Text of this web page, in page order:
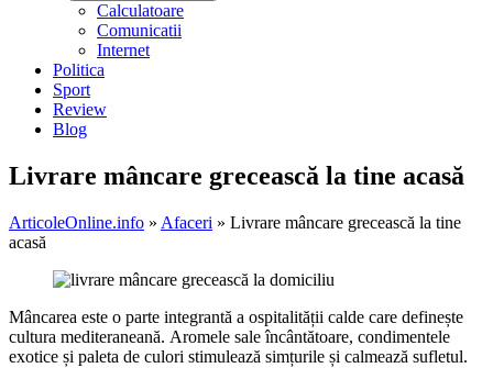
Calculatoare
Comunicatii
Internet
Politica
Sport
Review
Blog
Livrare mâncare grecească la tine acasă
ArticoleOnline.info » Afaceri » Livrare mâncare grecească la tine
acasă
Mâncarea este o parte integrantă a ospitalității calde care definește
cultura mediteraneană. Aromele sale încântătoare, condimentele
exotice și paleta de culori stimulează simțurile și calmează sufletul.